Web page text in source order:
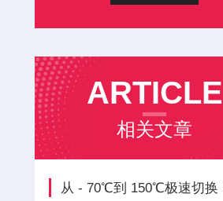
ARTICLE
相关文章